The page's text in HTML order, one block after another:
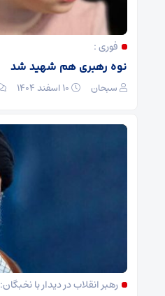
فوری :
نوه رهبری هم شهید شد
سبحان
رهبر انقلاب در دیدار با نخبگان: